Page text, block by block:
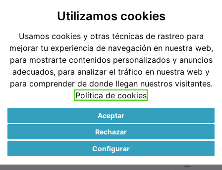
Utilizamos cookies
Usamos cookies y otras técnicas de rastreo para
mejorar tu experiencia de navegación en nuestra web,
para mostrarte contenidos personalizados y anuncios
adecuados, para analizar el tráfico en nuestra web y
para comprender de donde llegan nuestros visitantes.
Política de cookies
Aceptar
Rechazar
Configurar
Teléfonos: 91 519 38 62 / 677 921 793
Métodos de pago
● 0